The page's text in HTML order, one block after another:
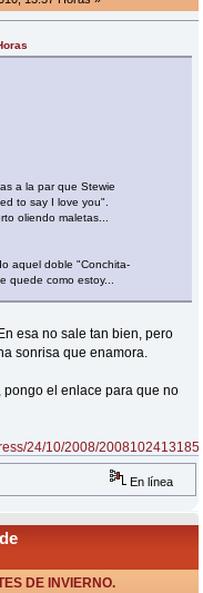
a la par que Stewie
to say I love you".
oliendo maletas...
aquel doble "Conchita-
quede como estoy...
esa no sale tan bien, pero
sonrisa que enamora.
el enlace para que no
24/10/2008/
En línea
DE INVIERNO.